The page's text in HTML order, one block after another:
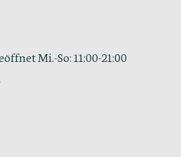
Mi.-So: 11:00-21:00